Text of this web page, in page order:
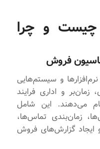
چیست و چرا
فروش
و سیستم‌هایی
و اداری فرایند
می‌دهند. این شامل
زمان‌بندی تماس‌ها،
گزارش‌های فروش